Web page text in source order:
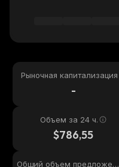
Рыночная капитализация
-
Объем за 24 ч.
$786,55
Общий объем предложени